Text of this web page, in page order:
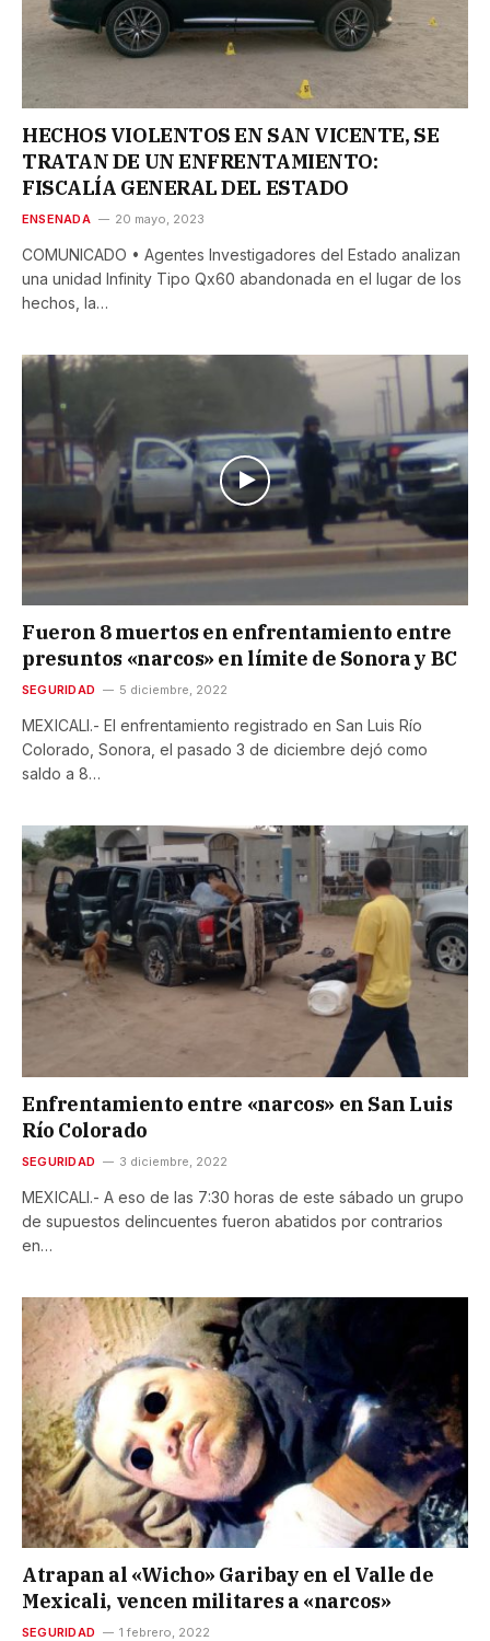
HECHOS VIOLENTOS EN SAN VICENTE, SE
TRATAN DE UN ENFRENTAMIENTO:
FISCALÍA GENERAL DEL ESTADO
ENSENADA 20 mayo, 2023
COMUNICADO • Agentes Investigadores del Estado analizan
una unidad Infinity Tipo Qx60 abandonada en el lugar de los
hechos, la…
Fueron 8 muertos en enfrentamiento entre
presuntos «narcos» en límite de Sonora y BC
SEGURIDAD 5 diciembre, 2022
MEXICALI.- El enfrentamiento registrado en San Luis Río
Colorado, Sonora, el pasado 3 de diciembre dejó como
saldo a 8…
Enfrentamiento entre «narcos» en San Luis
Río Colorado
SEGURIDAD 3 diciembre, 2022
MEXICALI.- A eso de las 7:30 horas de este sábado un grupo
de supuestos delincuentes fueron abatidos por contrarios
en…
Atrapan al «Wicho» Garibay en el Valle de
Mexicali, vencen militares a «narcos»
SEGURIDAD 1 febrero, 2022